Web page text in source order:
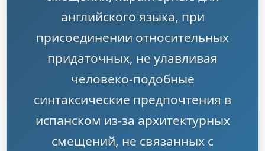
английского языка, при
присоединении относительных
придаточных, не улавливая
человеко-подобные
синтаксические предпочтения в
испанском из-за архитектурных
смещений, не связанных с